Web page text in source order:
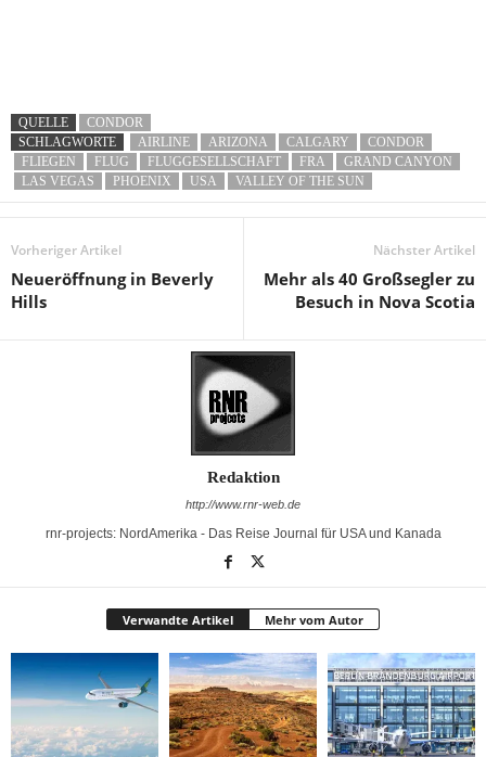
QUELLE
CONDOR
SCHLAGWORTE
AIRLINE ARIZONA CALGARY
CONDOR
FLIEGEN
FLUG FLUGGESELLSCHAFT FRA
GRAND CANYON
LAS VEGAS
PHOENIX USA VALLEY OF THE SUN
Vorheriger Artikel
Neueröffnung in Beverly
Hills
Nächster Artikel
Mehr als 40 Großsegler zu
Besuch in Nova Scotia
Redaktion
http://www.rnr-web.de
rnr-projects: NordAmerika - Das Reise Journal für USA und Kanada
Verwandte Artikel Mehr vom Autor